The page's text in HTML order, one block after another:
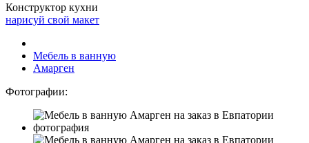
Конструктор кухни
нарисуй свой макет
Мебель в ванную
Амарген
Фотографии: